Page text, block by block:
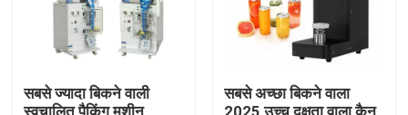
सबसे ज्यादा बिकने वाली
सबसे अच्छा बिकने वाला